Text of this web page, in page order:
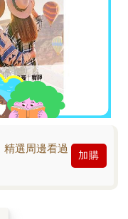
選周邊看過
加購